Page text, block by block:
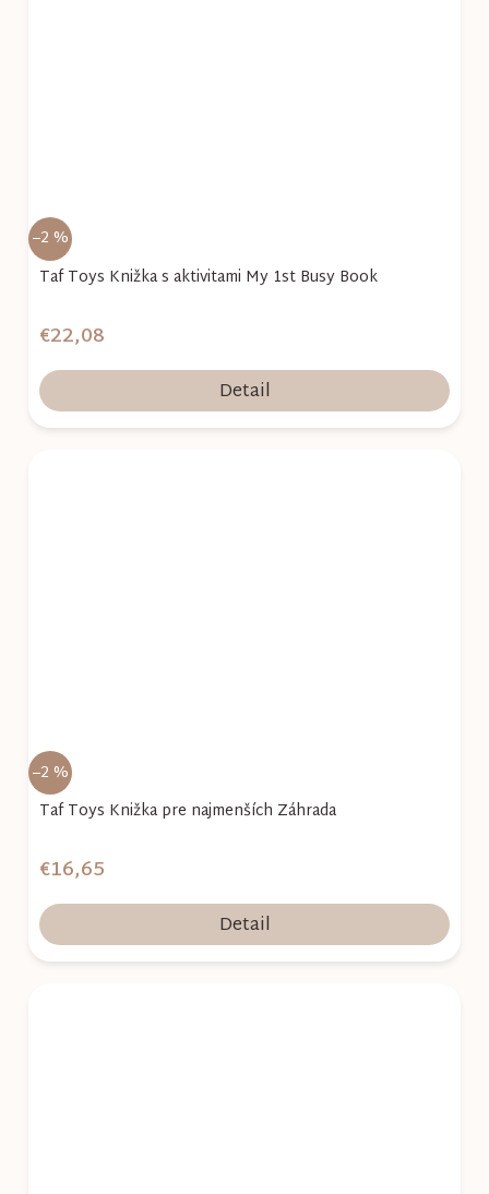
–2 %
Taf Toys Knižka s aktivitami My 1st Busy Book
€22,08
Detail
–2 %
Taf Toys Knižka pre najmenších Záhrada
€16,65
Detail